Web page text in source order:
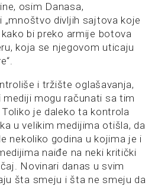
osim Danasa,
„mnoštvo divljih sajtova koje
bi preko armije botova
koja se njegovom uticaju
i tržište oglašavanja,
mogu računati sa tim
je daleko ta kontrola
u velikim medijima otišla, da
nekoliko godina u kojima je i
naiđe na neki kritički
Novinari danas u svim
šta smeju i šta ne smeju da